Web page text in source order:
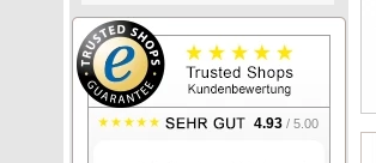
4.93 / 5.00